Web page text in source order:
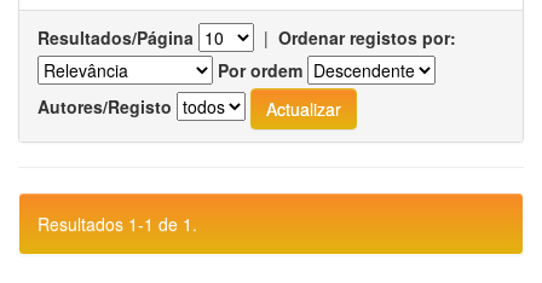
Resultados/Página | Ordenar registos por:
Por ordem
Autores/Registo
Resultados 1-1 de 1.